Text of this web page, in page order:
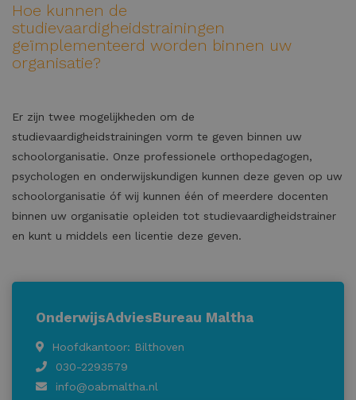
Hoe kunnen de
studievaardigheidstrainingen
geïmplementeerd worden binnen uw
organisatie?
Er zijn twee mogelijkheden om de
studievaardigheidstrainingen vorm te geven binnen uw
schoolorganisatie. Onze professionele orthopedagogen,
psychologen en onderwijskundigen kunnen deze geven op uw
schoolorganisatie óf wij kunnen één of meerdere docenten
binnen uw organisatie opleiden tot studievaardigheidstrainer
en kunt u middels een licentie deze geven.
OnderwijsAdviesBureau Maltha
Hoofdkantoor: Bilthoven
030-2293579
info@oabmaltha.nl